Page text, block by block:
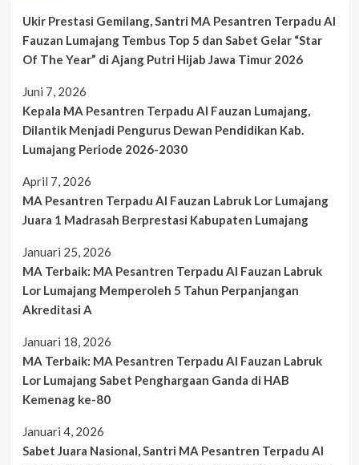
Ukir Prestasi Gemilang, Santri MA Pesantren Terpadu Al
Fauzan Lumajang Tembus Top 5 dan Sabet Gelar “Star
Of The Year” di Ajang Putri Hijab Jawa Timur 2026
Juni 7, 2026
Kepala MA Pesantren Terpadu Al Fauzan Lumajang,
Dilantik Menjadi Pengurus Dewan Pendidikan Kab.
Lumajang Periode 2026-2030
April 7, 2026
MA Pesantren Terpadu Al Fauzan Labruk Lor Lumajang
Juara 1 Madrasah Berprestasi Kabupaten Lumajang
Januari 25, 2026
MA Terbaik: MA Pesantren Terpadu Al Fauzan Labruk
Lor Lumajang Memperoleh 5 Tahun Perpanjangan
Akreditasi A
Januari 18, 2026
MA Terbaik: MA Pesantren Terpadu Al Fauzan Labruk
Lor Lumajang Sabet Penghargaan Ganda di HAB
Kemenag ke-80
Januari 4, 2026
Sabet Juara Nasional, Santri MA Pesantren Terpadu Al